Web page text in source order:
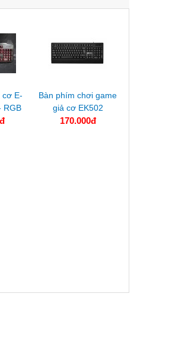
cơ E-
RGB
Bàn phím chơi game
giả cơ EK502
170.000đ